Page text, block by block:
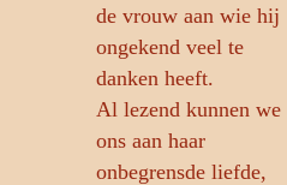
de vrouw aan wie hij
ongekend veel te
danken heeft.
Al lezend kunnen we
ons aan haar
onbegrensde liefde,